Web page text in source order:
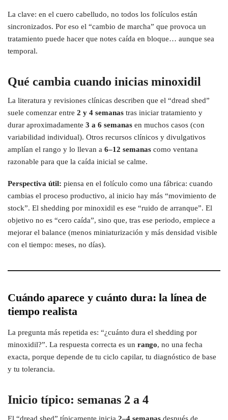
La clave: en el cuero cabelludo, no todos los folículos están
sincronizados. Por eso el “cambio de marcha” que provoca un
tratamiento puede hacer que notes caída en bloque… aunque sea
temporal.
Qué cambia cuando inicias minoxidil
La literatura y revisiones clínicas describen que el “dread shed”
suele comenzar entre 2 y 4 semanas tras iniciar tratamiento y
durar aproximadamente 3 a 6 semanas en muchos casos (con
variabilidad individual). Otros recursos clínicos y divulgativos
amplían el rango y lo llevan a 6–12 semanas como ventana
razonable para que la caída inicial se calme.
Perspectiva útil: piensa en el folículo como una fábrica: cuando
cambias el proceso productivo, al inicio hay más “movimiento de
stock”. El shedding por minoxidil es ese “ruido de arranque”. El
objetivo no es “cero caída”, sino que, tras ese periodo, empiece a
mejorar el balance (menos miniaturización y más densidad visible
con el tiempo: meses, no días).
Cuándo aparece y cuánto dura: la línea de
tiempo realista
La pregunta más repetida es: “¿cuánto dura el shedding por
minoxidil?”. La respuesta correcta es un rango, no una fecha
exacta, porque depende de tu ciclo capilar, tu diagnóstico de base
y tu tolerancia.
Inicio típico: semanas 2 a 4